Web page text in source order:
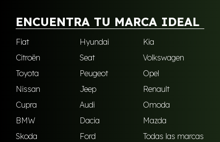
ENCUENTRA TU MARCA IDEAL
Fiat Hyundai
Kia
Citroën
Seat
Volkswagen
Toyota
Peugeot
Opel
Nissan
Jeep
Renault
Cupra
Audi
Omoda
BMW
Dacia
Mazda
Skoda
Ford Todas las marcas